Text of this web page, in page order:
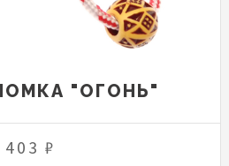
"ОГОНЬ"
403 ₽